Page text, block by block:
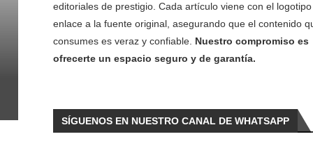
editoriales de prestigio. Cada artículo viene con el
enlace a la fuente original, asegurando que el contenido
consumes es veraz y confiable. Nuestro compromiso es
ofrecerte un espacio seguro y de garantía.
SÍGUENOS EN NUESTRO CANAL DE WHATSAPP